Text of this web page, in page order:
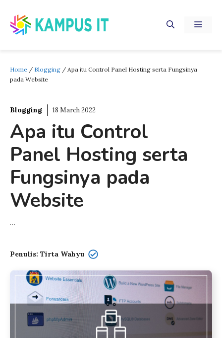
content
Home / Blogging / Apa itu Control Panel Hosting serta Fungsinya
pada Website
Blogging 18 March 2022
Apa itu Control
Panel Hosting serta
Fungsinya pada
Website
…
Penulis: Tirta Wahyu